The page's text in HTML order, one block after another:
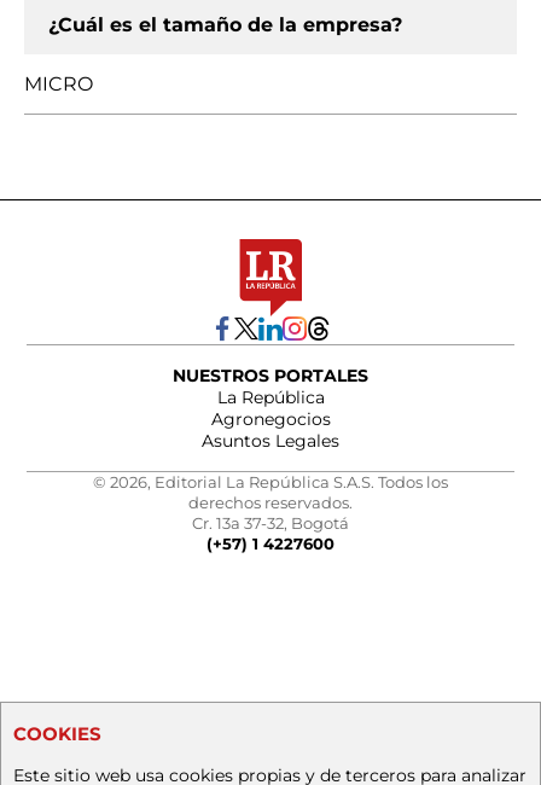
¿Cuál es el tamaño de la empresa?
MICRO
NUESTROS PORTALES
La República
Agronegocios
Asuntos Legales
© 2026, Editorial La República S.A.S. Todos los
derechos reservados.
Cr. 13a 37-32, Bogotá
(+57) 1 4227600
COOKIES
Este sitio web usa cookies propias y de terceros para analizar